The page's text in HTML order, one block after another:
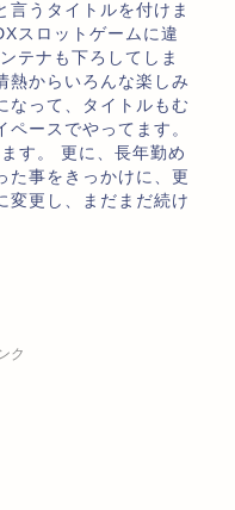
言うタイトルを付けま
スロットゲームに違
テナも下ろしてしま
熱からいろんな楽しみ
なって、タイトルもむ
ースでやってます。
す。 更に、長年勤め
た事をきっかけに、更
変更し、まだまだ続け
ク